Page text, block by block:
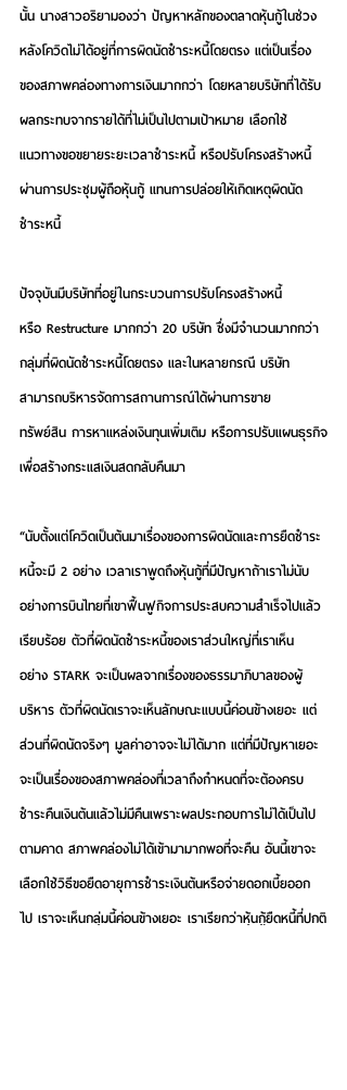
นั้น นางสาวอริยามองว่า ปัญหาหลักของตลาดหุ้นกู้ในช่วง
หลังโควิดไม่ได้อยู่ที่การผิดนัดชำระหนี้โดยตรง แต่เป็นเรื่อง
ของสภาพคล่องทางการเงินมากกว่า โดยหลายบริษัทที่ได้รับ
ผลกระทบจากรายได้ที่ไม่เป็นไปตามเป้าหมาย เลือกใช้
แนวทางขอขยายระยะเวลาชำระหนี้ หรือปรับโครงสร้างหนี้
ผ่านการประชุมผู้ถือหุ้นกู้ แทนการปล่อยให้เกิดเหตุผิดนัด
ชำระหนี้
ปัจจุบันมีบริษัทที่อยู่ในกระบวนการปรับโครงสร้างหนี้
หรือ Restructure มากกว่า 20 บริษัท ซึ่งมีจำนวนมากกว่า
กลุ่มที่ผิดนัดชำระหนี้โดยตรง และในหลายกรณี บริษัท
สามารถบริหารจัดการสถานการณ์ได้ผ่านการขาย
ทรัพย์สิน การหาแหล่งเงินทุนเพิ่มเติม หรือการปรับแผนธุรกิจ
เพื่อสร้างกระแสเงินสดกลับคืนมา
“นับตั้งแต่โควิดเป็นต้นมาเรื่องของการผิดนัดและการยืดชำระ
หนี้จะมี 2 อย่าง เวลาเราพูดถึงหุ้นกู้ที่มีปัญหาถ้าเราไม่นับ
อย่างการบินไทยที่เขาฟื้นฟูกิจการประสบความสำเร็จไปแล้ว
เรียบร้อย ตัวที่ผิดนัดชำระหนี้ของเราส่วนใหญ่ที่เราเห็น
อย่าง STARK จะเป็นผลจากเรื่องของธรรมาภิบาลของผู้
บริหาร ตัวที่ผิดนัดเราจะเห็นลักษณะแบบนี้ค่อนข้างเยอะ แต่
ส่วนที่ผิดนัดจริงๆ มูลค่าอาจจะไม่ได้มาก แต่ที่มีปัญหาเยอะ
จะเป็นเรื่องของสภาพคล่องที่เวลาถึงกำหนดที่จะต้องครบ
ชำระคืนเงินต้นแล้วไม่มีคืนเพราะผลประกอบการไม่ได้เป็นไป
ตามคาด สภาพคล่องไม่ได้เข้ามามากพอที่จะคืน อันนี้เขาจะ
เลือกใช้วิธีขอยืดอายุการชำระเงินต้นหรือจ่ายดอกเบี้ยออก
ไป เราจะเห็นกลุ่มนี้ค่อนข้างเยอะ เราเรียกว่าหุ้นกู้ยืดหนี้ที่ปกติ